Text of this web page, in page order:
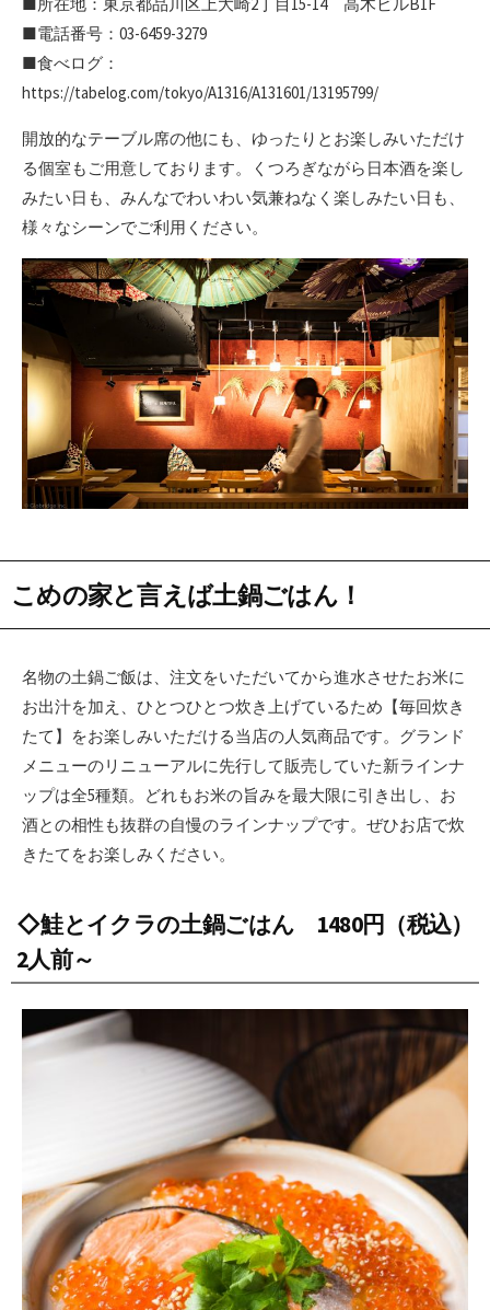
■電話番号：03-6459-3279
■食べログ：
https://tabelog.com/tokyo/A1316/A131601/13195799/
開放的なテーブル席の他にも、ゆったりとお楽しみいただけ
る個室もご用意しております。くつろぎながら日本酒を楽し
みたい日も、みんなでわいわい気兼ねなく楽しみたい日も、
様々なシーンでご利用ください。
こめの家と言えば土鍋ごはん！
名物の土鍋ご飯は、注文をいただいてから進水させたお米に
お出汁を加え、ひとつひとつ炊き上げているため【毎回炊き
たて】をお楽しみいただける当店の人気商品です。グランド
メニューのリニューアルに先行して販売していた新ラインナ
ップは全5種類。どれもお米の旨みを最大限に引き出し、お
酒との相性も抜群の自慢のラインナップです。ぜひお店で炊
きたてをお楽しみください。
◇鮭とイクラの土鍋ごはん 1480円（税込）
2人前～